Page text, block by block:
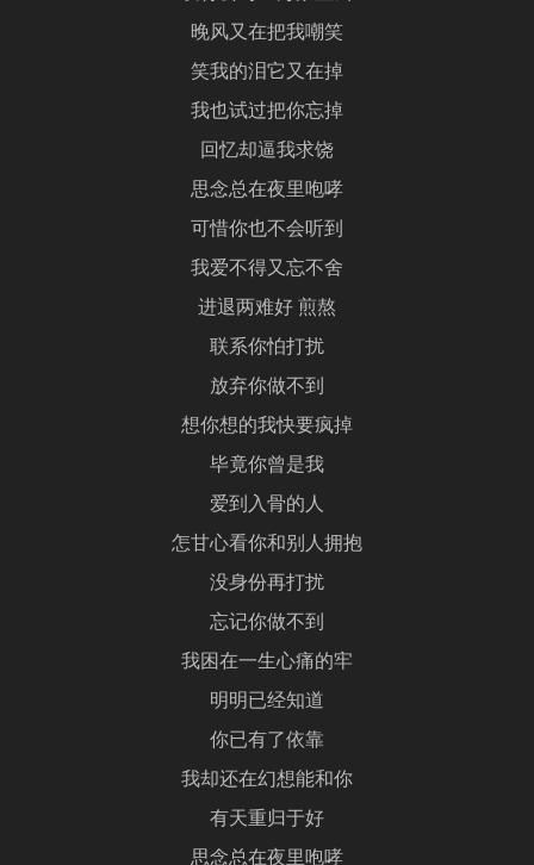
晚风又在把我嘲笑
笑我的泪它又在掉
我也试过把你忘掉
回忆却逼我求饶
思念总在夜里咆哮
可惜你也不会听到
我爱不得又忘不舍
进退两难好 煎熬
联系你怕打扰
放弃你做不到
想你想的我快要疯掉
毕竟你曾是我
爱到入骨的人
怎甘心看你和别人拥抱
没身份再打扰
忘记你做不到
我困在一生心痛的牢
明明已经知道
你已有了依靠
我却还在幻想能和你
有天重归于好
思念总在夜里咆哮